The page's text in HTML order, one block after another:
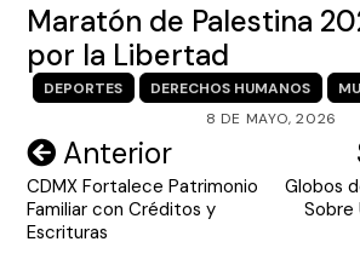
ENGLISH SECTION
VIDEOS
Maratón de Palestina
por la Libertad
DEPORTES DERECHOS HUMANOS
8 DE MAYO, 2026
Navegación
de
entradas
Anterior
CDMX Fortalece Patrimonio
Familiar con Créditos y
Escrituras
Globos
Sobre